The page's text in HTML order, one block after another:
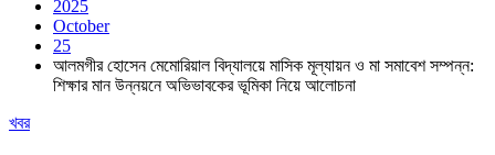
2025
October
25
আলমগীর হোসেন মেমোরিয়াল বিদ্যালয়ে মাসিক মূল্যায়ন ও মা সমাবেশ সম্পন্ন:
শিক্ষার মান উন্নয়নে অভিভাবকের ভূমিকা নিয়ে আলোচনা
খবর